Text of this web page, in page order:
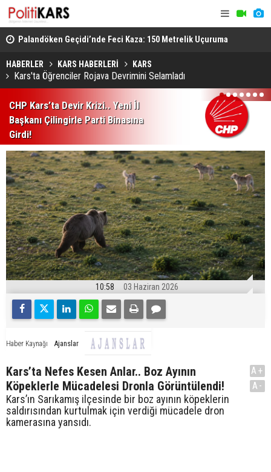
Palandöken Geçidi’nde Feci Kaza: 150 Metrelik Uçuruma
Yuvarlandı
HABERLER KARS HABERLERİ KARS
Kars'ta Öğrenciler Rojava Devrimini Selamladı
CHP Kars’ta Devir Krizi.. Yeni İl
Başkanı Çilingirle Parti Binasına
Girdi!
1 2 3 4 5 6 7
10:58 03 Haziran 2026
Haber Kaynağı Ajanslar
Kars’ta Nefes Kesen Anlar.. Boz Ayının
Köpeklerle Mücadelesi Dronla Görüntülendi!
Kars’ın Sarıkamış ilçesinde bir boz ayının köpeklerin
saldırısından kurtulmak için verdiği mücadele dron
kamerasına yansıdı.
A+
A-